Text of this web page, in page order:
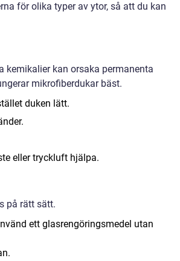
för olika typer av ytor, så att du kan
kemikalier kan orsaka permanenta
mikrofiberdukar bäst.
duken lätt.
eller tryckluft hjälpa.
på rätt sätt.
ett glasrengöringsmedel utan